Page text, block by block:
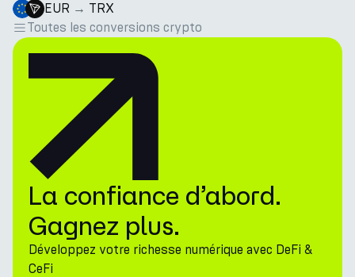
EUR → TRX
Toutes les conversions crypto
La confiance d’abord.
Gagnez plus.
Développez votre richesse numérique avec DeFi &
CeFi